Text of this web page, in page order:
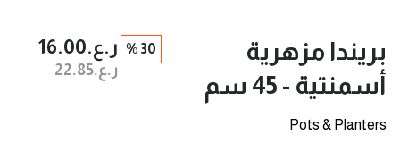
بريندا مزهرية
أسمنتية - 45 سم
Pots & Planters
30 % ر.ع.‏16.00
ر.ع.‏22.85